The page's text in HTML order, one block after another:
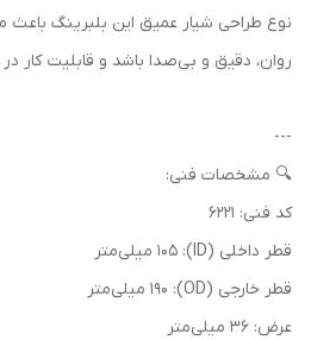
نوع طراحی شیار عمیق این بلبرینگ
روان، دقیق و بی‌صدا باشد و قابلیت کار در
---
🔍 مشخصات فنی:
کد فنی: 6221
قطر داخلی (ID): 105 میلی‌متر
قطر خارجی (OD): 190 میلی‌متر
عرض: 36 میلی‌متر